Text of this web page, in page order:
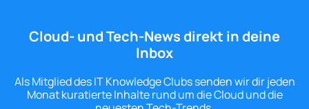
Cloud- und Tech-News direkt in deine
Inbox
Als Mitglied des IT Knowledge Clubs senden wir dir jeden
Monat kuratierte Inhalte rund um die Cloud und die